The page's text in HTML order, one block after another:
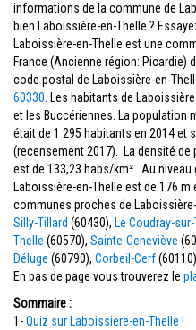
informations de la commune de
bien Laboissière-en-Thelle ?
Laboissière-en-Thelle est une
France (Ancienne région: Picardie)
code postal de Laboissière-en-
60330 . Les habitants de
et les Buccériennes. La population
était de 1 295 habitants en 2014 et
(recensement 2017). La densité
est de 133,23 habs/km². Au
Laboissière-en-Thelle est de 176 m
communes proches de
Silly-Tillard (60430), Le Coudray-
Thelle (60570), Sainte-Geneviève
Déluge (60790), Corbeil-Cerf
En bas de page vous trouverez le
Sommaire :
1-Quiz sur Laboissière-en-Thelle !